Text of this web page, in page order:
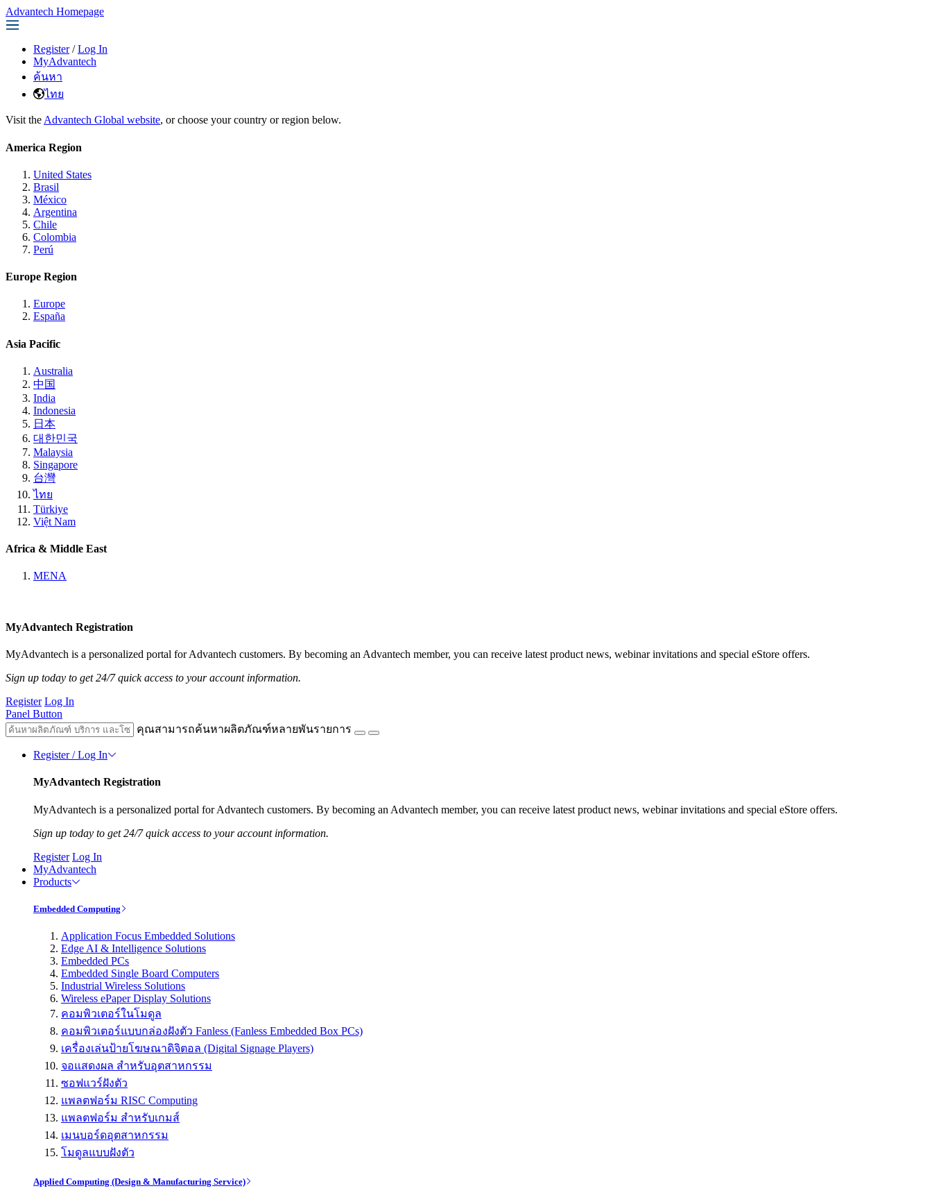
Advantech Homepage
Register / Log In
MyAdvantech
ค้นหา
ไทย
Visit the Advantech Global website, or choose your country or region below.
America Region
United States
Brasil
México
Argentina
Chile
Colombia
Perú
Europe Region
Europe
España
Asia Pacific
Australia
中国
India
Indonesia
日本
대한민국
Malaysia
Singapore
台灣
ไทย
Türkiye
Việt Nam
Africa & Middle East
MENA
MyAdvantech Registration
MyAdvantech is a personalized portal for Advantech customers. By becoming an Advantech member, you can receive latest product news, webinar invitations and special eStore offers.
Sign up today to get 24/7 quick access to your account information.
Register Log In
Panel Button
คุณสามารถค้นหาผลิตภัณฑ์หลายพันรายการ
Register / Log In
MyAdvantech Registration
MyAdvantech is a personalized portal for Advantech customers. By becoming an Advantech member, you can receive latest product news, webinar invitations and special eStore offers.
Sign up today to get 24/7 quick access to your account information.
Register Log In
MyAdvantech
Products
Embedded Computing
Application Focus Embedded Solutions
Edge AI & Intelligence Solutions
Embedded PCs
Embedded Single Board Computers
Industrial Wireless Solutions
Wireless ePaper Display Solutions
คอมพิวเตอร์ในโมดูล
คอมพิวเตอร์แบบกล่องฝังตัว Fanless (Fanless Embedded Box PCs)
เครื่องเล่นป้ายโฆษณาดิจิตอล (Digital Signage Players)
จอแสดงผล สำหรับอุตสาหกรรม
ซอฟแวร์ฝังตัว
แพลตฟอร์ม RISC Computing
แพลตฟอร์ม สำหรับเกมส์
เมนบอร์ดอุตสาหกรรม
โมดูลแบบฝังตัว
Applied Computing (Design & Manufacturing Service)